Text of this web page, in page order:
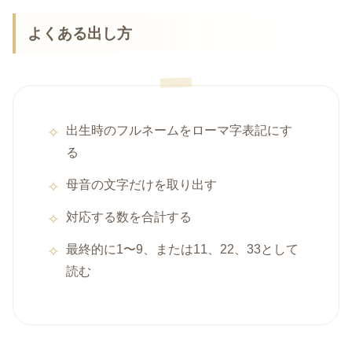
よくある出し方
出生時のフルネームをローマ字表記にす
る
母音の文字だけを取り出す
対応する数を合計する
最終的に1〜9、または11、22、33として
読む